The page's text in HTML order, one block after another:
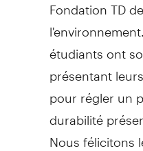
étudiants ont
présentant
pour régler un
durabilité
Nous félicitons